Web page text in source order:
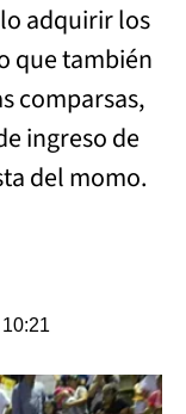
adquirir los
que también
comparsas,
ingreso de
del momo.